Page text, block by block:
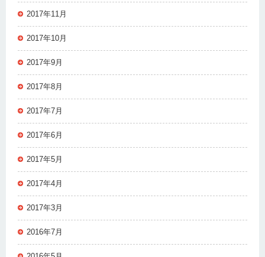
2017年11月
2017年10月
2017年9月
2017年8月
2017年7月
2017年6月
2017年5月
2017年4月
2017年3月
2016年7月